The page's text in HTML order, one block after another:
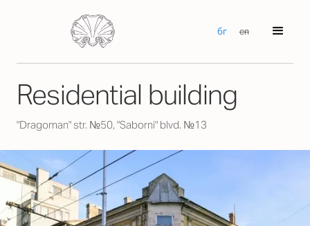
бг en
Residential building
"Dragoman" str. №50, "Saborni" blvd. №13